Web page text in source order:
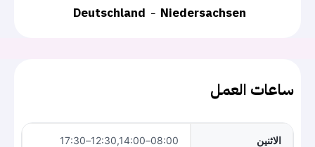
Deutschland
Niedersachsen
ساعات العمل
الاثنين 08:00–12:30,14:00–17:30